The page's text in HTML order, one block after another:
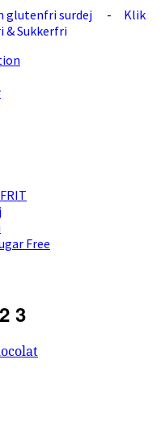
glutenfri surdej - Klik
& Sukkerfri
Free
3